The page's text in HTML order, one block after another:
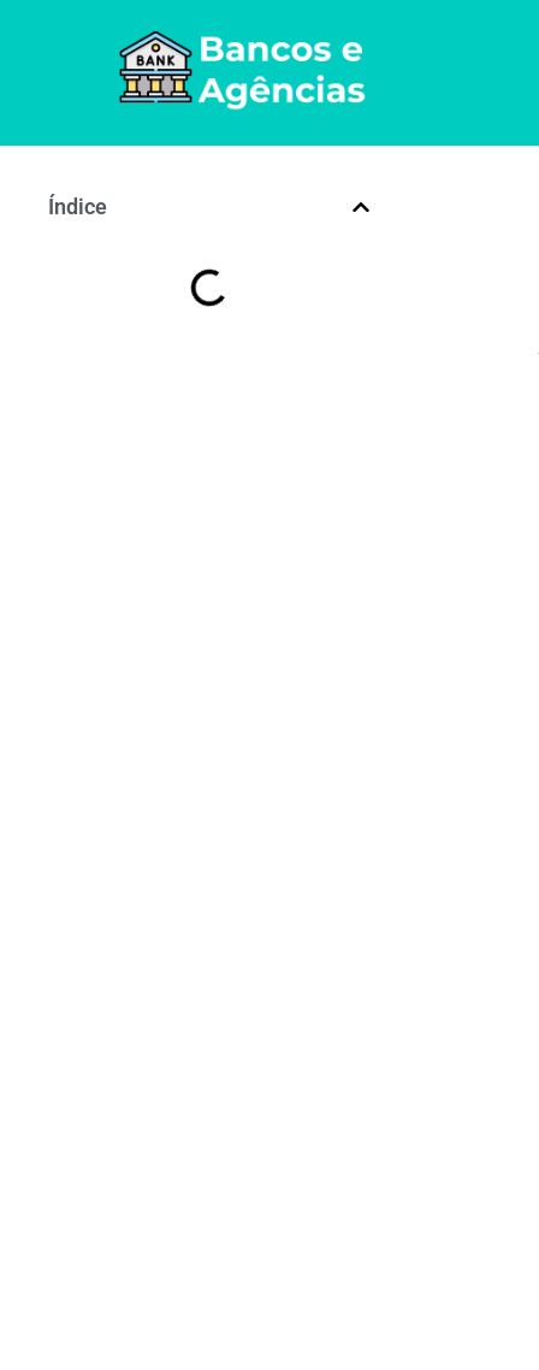
Índice